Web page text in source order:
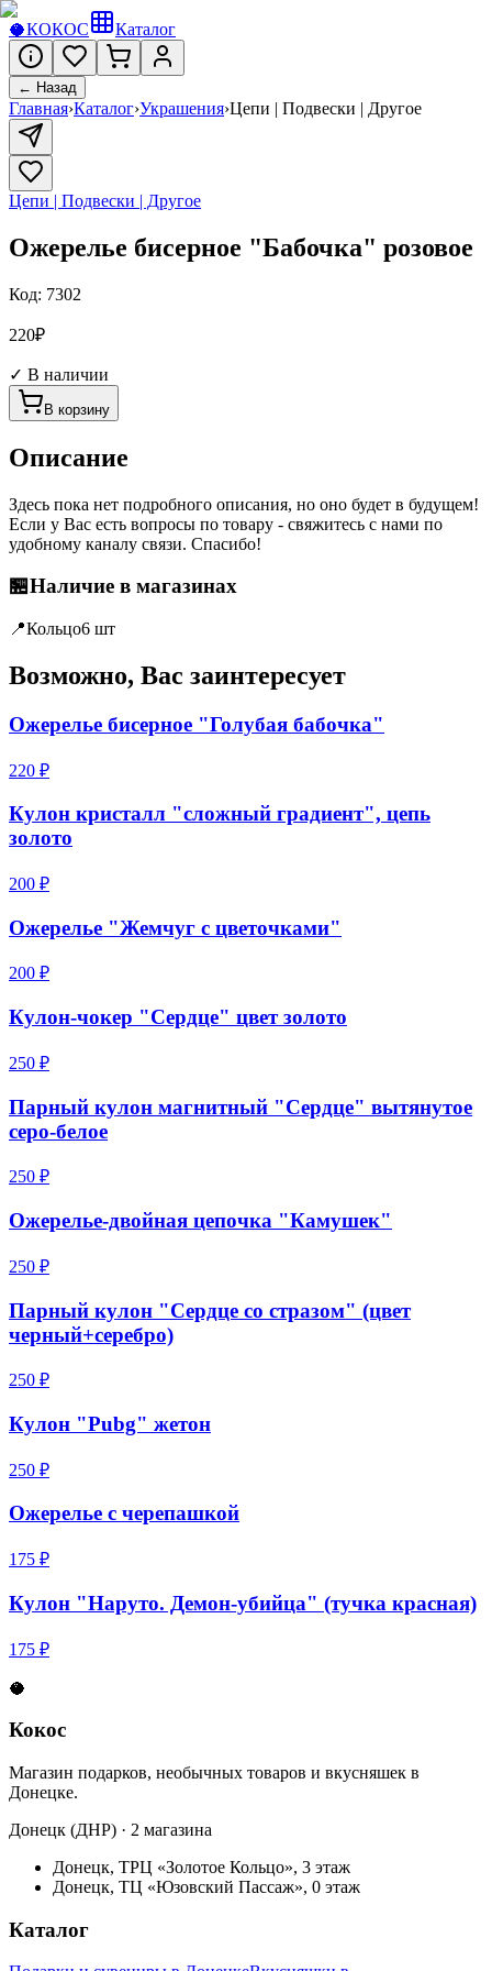
🥥КОКОС Каталог
← Назад
Главная›Каталог›Украшения›Цепи | Подвески | Другое
Цепи | Подвески | Другое
Ожерелье бисерное "Бабочка" розовое
Код: 7302
220₽
✓ В наличии
В корзину
Описание
Здесь пока нет подробного описания, но оно будет в будущем!
Если у Вас есть вопросы по товару - свяжитесь с нами по
удобному каналу связи. Спасибо!
🏪Наличие в магазинах
📍Кольцо6 шт
Возможно, Вас заинтересует
Ожерелье бисерное "Голубая бабочка"
220 ₽
Кулон кристалл "сложный градиент", цепь
золото
200 ₽
Ожерелье "Жемчуг с цветочками"
200 ₽
Кулон-чокер "Сердце" цвет золото
250 ₽
Парный кулон магнитный "Сердце" вытянутое
серо-белое
250 ₽
Ожерелье-двойная цепочка "Камушек"
250 ₽
Парный кулон "Сердце со стразом" (цвет
черный+серебро)
250 ₽
Кулон "Pubg" жетон
250 ₽
Ожерелье c черепашкой
175 ₽
Кулон "Наруто. Демон-убийца" (тучка красная)
175 ₽
🥥
Кокос
Магазин подарков, необычных товаров и вкусняшек в
Донецке.
Донецк (ДНР) · 2 магазина
Донецк, ТРЦ «Золотое Кольцо», 3 этаж
Донецк, ТЦ «Юзовский Пассаж», 0 этаж
Каталог